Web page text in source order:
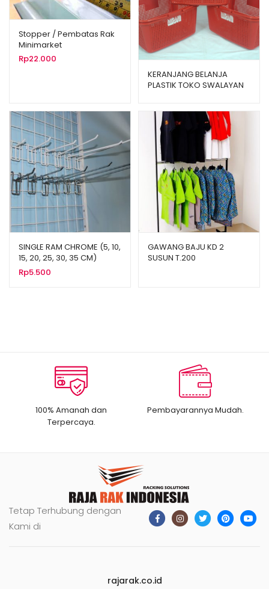
Stopper / Pembatas Rak
Minimarket
Rp22.000
KERANJANG BELANJA
PLASTIK TOKO SWALAYAN
SINGLE RAM CHROME (5, 10,
15, 20, 25, 30, 35 CM)
Rp5.500
GAWANG BAJU KD 2
SUSUN T.200
100% Amanah dan
Terpercaya.
Pembayarannya Mudah.
Tetap Terhubung dengan
Kami di
rajarak.co.id